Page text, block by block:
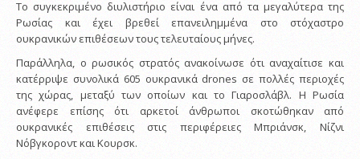
Το συγκεκριμένο διυλιστήριο είναι ένα από τα μεγαλύτερα της
Ρωσίας και έχει βρεθεί επανειλημμένα στο στόχαστρο
ουκρανικών επιθέσεων τους τελευταίους μήνες.
Παράλληλα, ο ρωσικός στρατός ανακοίνωσε ότι αναχαίτισε και
κατέρριψε συνολικά 605 ουκρανικά drones σε πολλές περιοχές
της χώρας, μεταξύ των οποίων και το Γιαροσλάβλ. Η Ρωσία
ανέφερε επίσης ότι αρκετοί άνθρωποι σκοτώθηκαν από
ουκρανικές επιθέσεις στις περιφέρειες Μπριάνσκ, Νίζνι
Νόβγκοροντ και Κουρσκ.